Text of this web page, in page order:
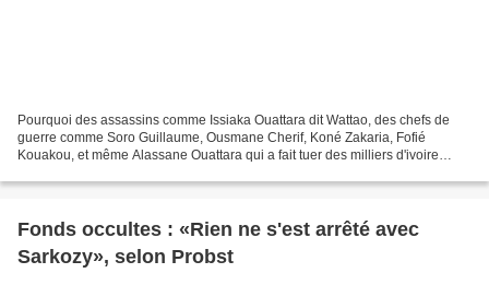
Pourquoi des assassins comme Issiaka Ouattara dit Wattao, des chefs de
guerre comme Soro Guillaume, Ousmane Cherif, Koné Zakaria, Fofié
Kouakou, et même Alassane Ouattara qui a fait tuer des milliers d'ivoire
Fonds occultes : «Rien ne s'est arrêté avec
Sarkozy», selon Probst